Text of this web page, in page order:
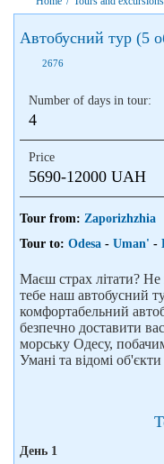
Автобусний тур (5
2676
Number of days in tour:
4
Price
5690-12000 UAH
Tour from: Zaporizhzhia
Tour to: Odesa - Uman' -
Маєш страх літати? Не
тебе наш автобусний
комфортабельний
безпечно доставити
морську Одесу,
Умані та відомі
День 1